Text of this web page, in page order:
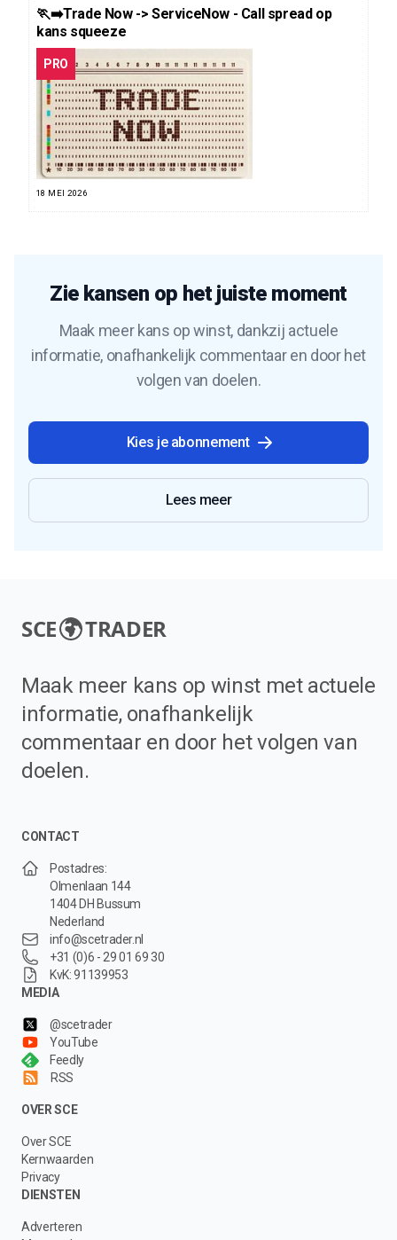
🏃‍➡️Trade Now -> ServiceNow - Call spread op
kans squeeze
PRO
18 MEI 2026
Zie kansen op het juiste moment
Maak meer kans op winst, dankzij actuele
informatie, onafhankelijk commentaar en door het
volgen van doelen.
Kies je abonnement
Lees meer
SCE TRADER
Maak meer kans op winst met actuele
informatie, onafhankelijk
commentaar en door het volgen van
doelen.
CONTACT
Postadres:
Olmenlaan 144
1404 DH Bussum
Nederland
info@scetrader.nl
+31 (0)6 - 29 01 69 30
KvK: 91139953
MEDIA
@scetrader
YouTube
Feedly
RSS
OVER SCE
Over SCE
Kernwaarden
Privacy
DIENSTEN
Adverteren